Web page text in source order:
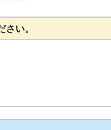
い。